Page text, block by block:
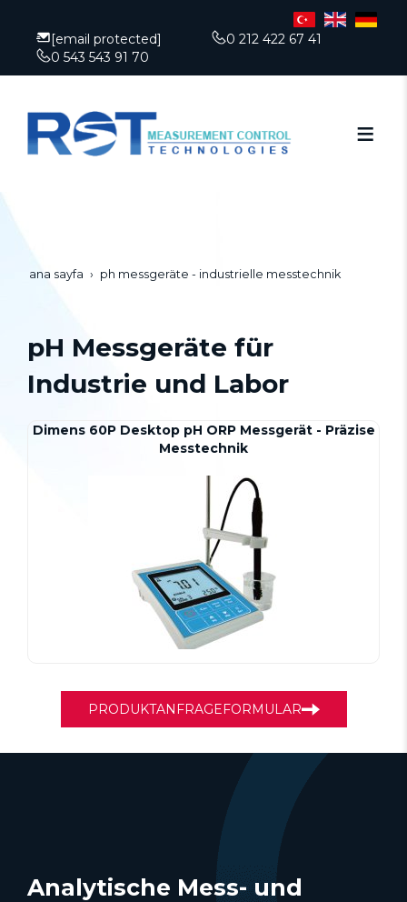
[email protected]
0 212 422 67 41
0 543 543 91 70
ana sayfa ph messgeräte - industrielle messtechnik
pH Messgeräte für
Industrie und Labor
Dimens 60P Desktop pH ORP Messgerät - Präzise
Messtechnik
PRODUKTANFRAGEFORMULAR
Analytische Mess- und